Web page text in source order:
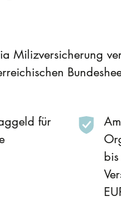
Milizversicherung
für